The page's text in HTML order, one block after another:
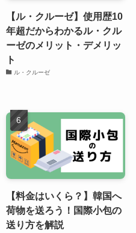
【ル・クルーゼ】使用歴10
年超だからわかるル・クル
ーゼのメリット・デメリッ
ト
ル・クルーゼ
【料金はいくら？】韓国へ
荷物を送ろう！国際小包の
送り方を解説